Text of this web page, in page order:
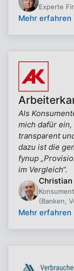
Experte
Mehr erfahren
Als
mich dafür
transparent
dazu ist die
fynup
im Vergleich“.
(Banken,
Mehr erfahren